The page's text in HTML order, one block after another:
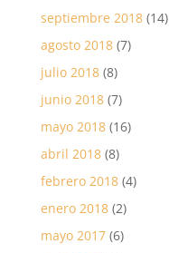
septiembre 2018(14)
agosto 2018(7)
julio 2018(8)
junio 2018(7)
mayo 2018(16)
abril 2018(8)
febrero 2018(4)
enero 2018(2)
mayo 2017(6)